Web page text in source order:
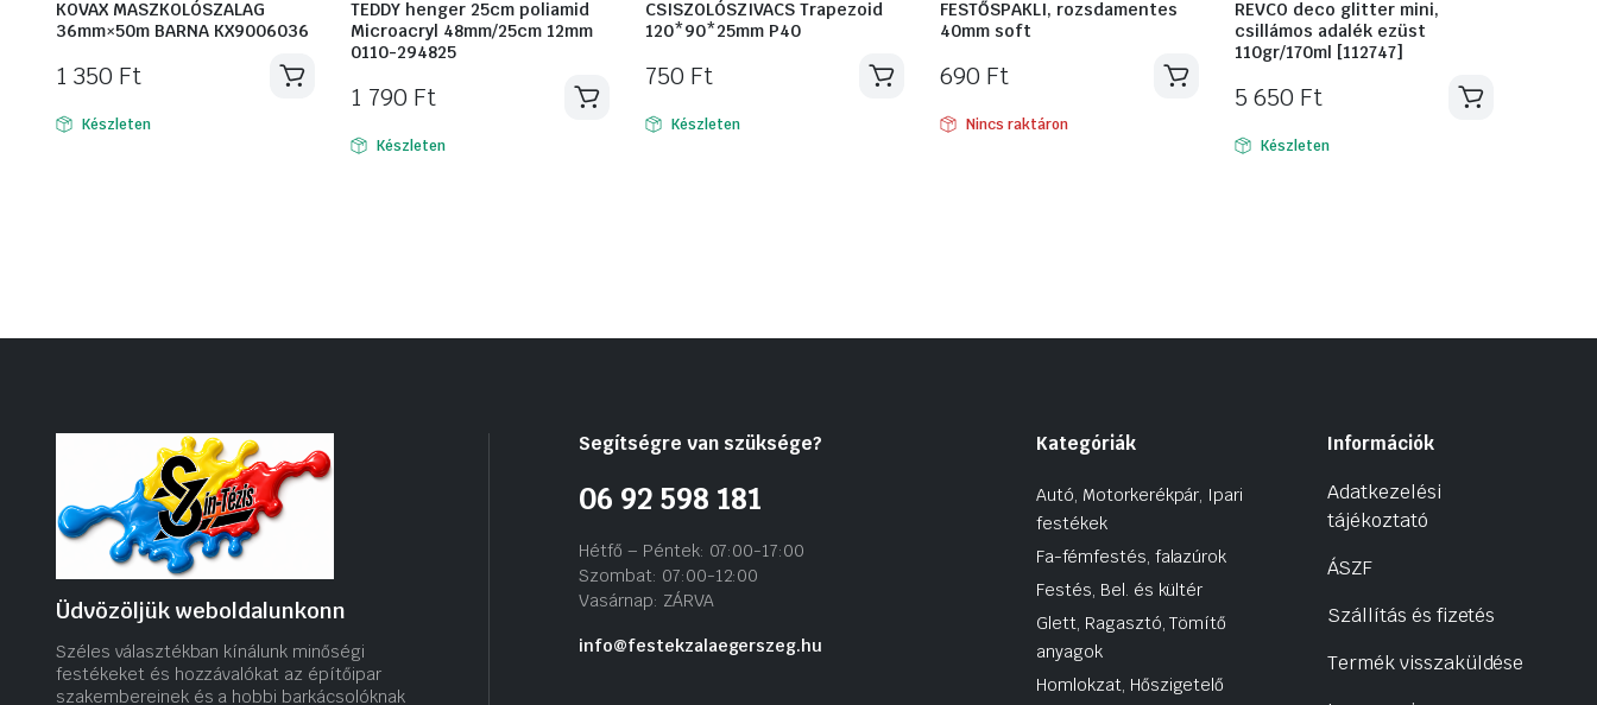
KOVAX MASZKOLÓSZALAG
36mm×50m BARNA KX9006036
1 350 Ft
Készleten
TEDDY henger 25cm poliamid
Microacryl 48mm/25cm 12mm
0110-294825
1 790 Ft
Készleten
CSISZOLÓSZIVACS Trapezoid
120*90*25mm P40
750 Ft
Készleten
FESTŐSPAKLI, rozsdamentes
40mm soft
690 Ft
Nincs raktáron
REVCO deco glitter mini,
csillámos adalék ezüst
110gr/170ml [112747]
5 650 Ft
Készleten
Üdvözöljük weboldalunkonn
Széles választékban kínálunk minőségi
festékeket és hozzávalókat az építőipar
szakembereinek és a hobbi barkácsolóknak
Segítségre van szüksége?
06 92 598 181
Hétfő – Péntek: 07:00-17:00
Szombat: 07:00-12:00
Vasárnap: ZÁRVA
info@festekzalaegerszeg.hu
Kategóriák
Autó, Motorkerékpár, Ipari
festékek
Fa-fémfestés, falazúrok
Festés, Bel. és kültér
Glett, Ragasztó, Tömítő
anyagok
Homlokzat, Hőszigetelő
Információk
Adatkezelési
tájékoztató
ÁSZF
Szállítás és fizetés
Termék visszaküldése